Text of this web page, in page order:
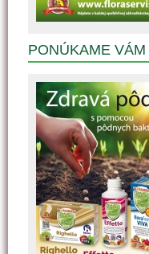
PONÚKAME VÁM